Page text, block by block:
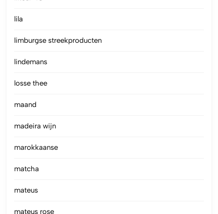
lila
limburgse streekproducten
lindemans
losse thee
maand
madeira wijn
marokkaanse
matcha
mateus
mateus rose